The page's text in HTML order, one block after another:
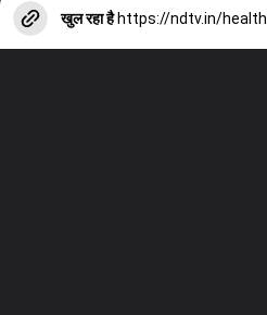
खुल रहा है https://ndtv.in/health